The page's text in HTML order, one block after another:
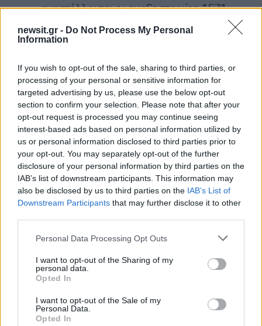
newsit.gr - Do Not Process My Personal
Information
If you wish to opt-out of the sale, sharing to third parties, or
processing of your personal or sensitive information for
targeted advertising by us, please use the below opt-out
section to confirm your selection. Please note that after your
opt-out request is processed you may continue seeing
interest-based ads based on personal information utilized by
us or personal information disclosed to third parties prior to
your opt-out. You may separately opt-out of the further
disclosure of your personal information by third parties on the
IAB’s list of downstream participants. This information may
also be disclosed by us to third parties on the IAB’s List of
Downstream Participants that may further disclose it to other
Please note that this website/app uses one or more Google
not limited to your visit or usage behaviour. You may click to
grant or deny consent to Google and its third-party tags to
use your data for below specified purposes in below Google
consent section.
Personal Data Processing Opt Outs
I want to opt-out of the Sharing of my
personal data.
Opted In
I want to opt-out of the Sale of my
Personal Data.
Opted In
αναστέλλονται οι αμαξοστοιχίες 1571,
1572 στις περιόδους 24-27/12, 31/12-3/1
και στις 6/1
ΒΟΡΕΙΑ ΕΛΛΑΔΑ
Στη γραμμή Θεσσαλονίκη – Φλώρινα
αναστέλλονται:
Στις 24/12, 31/12 και 6/1 το 85
Στις 25/12, 1/1 και 7/1 το 86
Στη γραμμή Θεσσαλονίκη – Σέρρες
αναστέλλονται:
Στις 25/12 και 1/1 το 3631
Στις 7/1 και 8/1 το 3632 και 3631
Πηγή: ΑΠΕ – ΜΠΕ